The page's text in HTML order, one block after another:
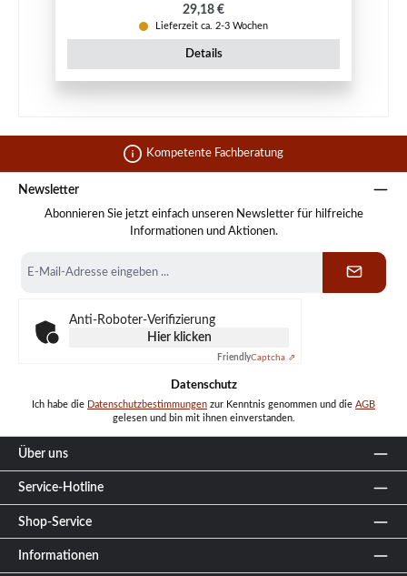
Regulärer Preis:
29,18 €
Lieferzeit ca. 2-3 Wochen
Details
Kompetente Fachberatung
Newsletter
Abonnieren Sie jetzt einfach unseren Newsletter für hilfreiche
Informationen und Aktionen.
Mail-
Anti-Roboter-Verifizierung
Hier klicken
FriendlyCaptcha ⇗
Datenschutz
Ich habe die Datenschutzbestimmungen zur Kenntnis genommen und die AGB
gelesen und bin mit ihnen einverstanden.
Über uns
Service-Hotline
Shop-Service
Informationen